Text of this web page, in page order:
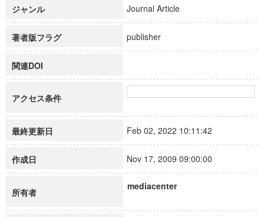
ジャンル Journal Article
著者版フラグ publisher
関連DOI
アクセス条件
最終更新日 Feb 02, 2022 10:11:42
作成日 Nov 17, 2009 09:00:00
所有者
mediacenter